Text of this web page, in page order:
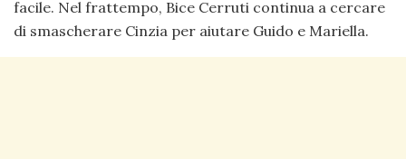
facile. Nel frattempo, Bice Cerruti continua a cercare
di smascherare Cinzia per aiutare Guido e Mariella.